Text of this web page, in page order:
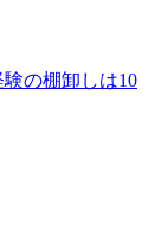
験の棚卸 しは10